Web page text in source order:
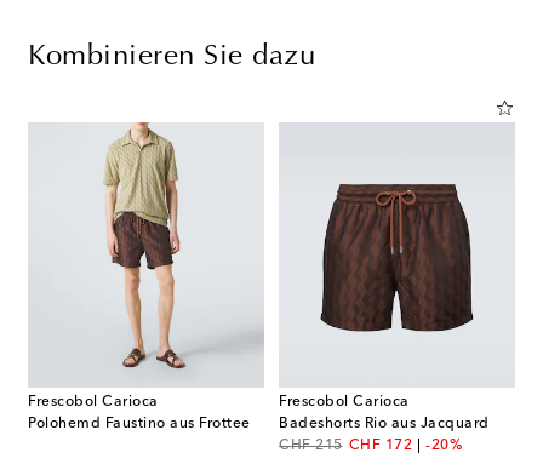
Kombinieren Sie dazu
Frescobol Carioca
Polohemd Faustino aus Frottee
Frescobol Carioca
Badeshorts Rio aus Jacquard
CHF 215
original priceCHF 172
discount price
-20%